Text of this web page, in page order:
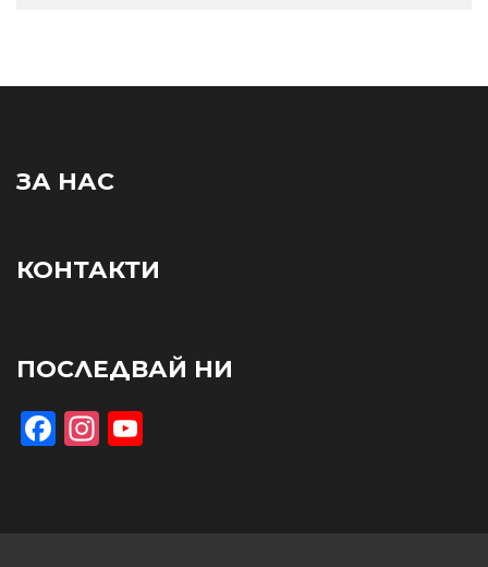
ЗА НАС
КОНТАКТИ
ПОСЛЕДВАЙ НИ
Facebook
Instagram